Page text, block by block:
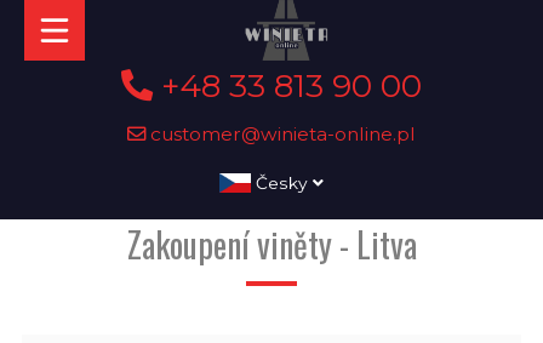
+48 33 813 90 00
customer@winieta-online.pl
Česky
Zakoupení viněty - Litva